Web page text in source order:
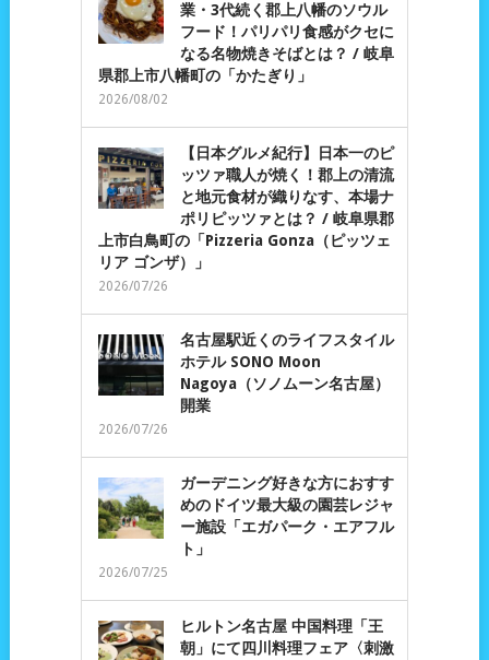
業・3代続く郡上八幡のソウル
フード！パリパリ食感がクセに
なる名物焼きそばとは？ / 岐阜
県郡上市八幡町の「かたぎり」
2026/08/02
【日本グルメ紀行】日本一のピ
ッツァ職人が焼く！郡上の清流
と地元食材が織りなす、本場ナ
ポリピッツァとは？ / 岐阜県郡
上市白鳥町の「Pizzeria Gonza（ピッツェ
リア ゴンザ）」
2026/07/26
名古屋駅近くのライフスタイル
ホテル SONO Moon
Nagoya（ソノムーン名古屋）
開業
2026/07/26
ガーデニング好きな方におすす
めのドイツ最大級の園芸レジャ
ー施設「エガパーク・エアフル
ト」
2026/07/25
ヒルトン名古屋 中国料理「王
朝」にて四川料理フェア〈刺激